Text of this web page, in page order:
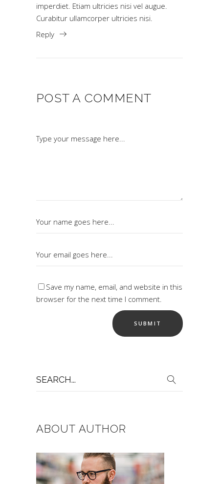
imperdiet. Etiam ultricies nisi vel augue.
Curabitur ullamcorper ultricies nisi.
Reply
POST A COMMENT
Save my name, email, and website in this
browser for the next time I comment.
for:
ABOUT AUTHOR